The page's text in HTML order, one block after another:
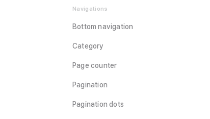
Navigations
Bottom navigation
Category
Page counter
Pagination
Pagination dots